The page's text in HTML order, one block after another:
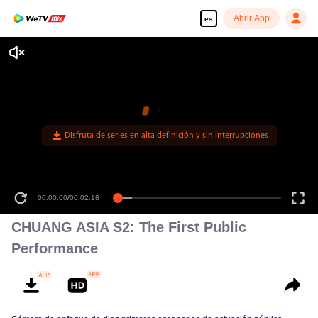
es Abrir App
Disfruta de series en alta definición y sin interrupciones
00:00:00/00:02:18
CHUANG ASIA S2: The First Public
Performance